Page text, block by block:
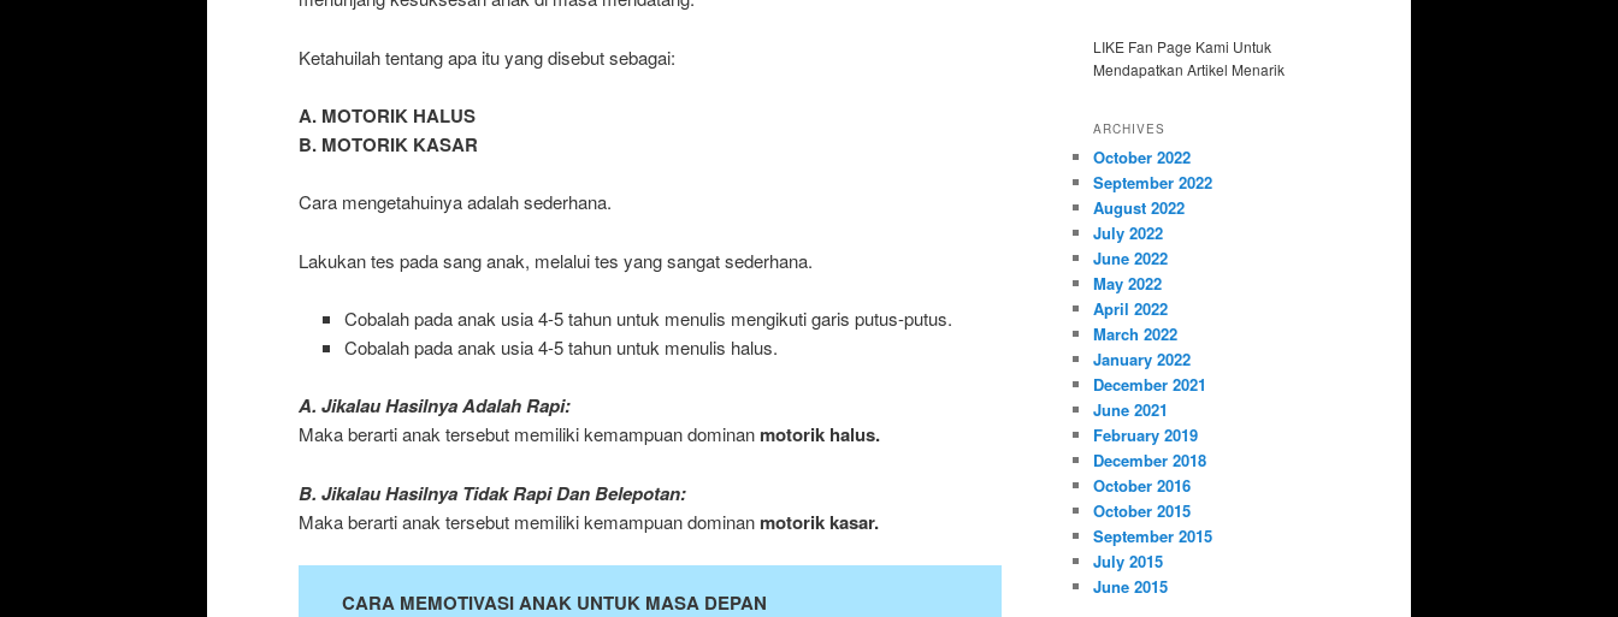
Ketahuilah tentang apa itu yang disebut sebagai:
A. MOTORIK HALUS
B. MOTORIK KASAR
Cara mengetahuinya adalah sederhana.
Lakukan tes pada sang anak, melalui tes yang sangat sederhana.
Cobalah pada anak usia 4-5 tahun untuk menulis mengikuti garis putus-putus.
Cobalah pada anak usia 4-5 tahun untuk menulis halus.
A. Jikalau Hasilnya Adalah Rapi:
Maka berarti anak tersebut memiliki kemampuan dominan motorik halus.
B. Jikalau Hasilnya Tidak Rapi Dan Belepotan:
Maka berarti anak tersebut memiliki kemampuan dominan motorik kasar.
CARA MEMOTIVASI ANAK UNTUK MASA DEPAN
LIKE Fan Page Kami Untuk
Mendapatkan Artikel Menarik
ARCHIVES
October 2022
September 2022
August 2022
July 2022
June 2022
May 2022
April 2022
March 2022
January 2022
December 2021
June 2021
February 2019
December 2018
October 2016
October 2015
September 2015
July 2015
June 2015